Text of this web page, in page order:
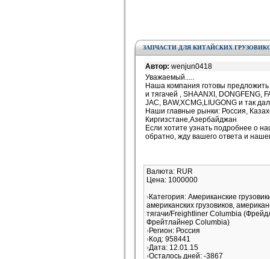
ЗАПЧАСТИ ДЛЯ КИТАЙСКИХ
Автор: wenjun0418
Уважаемый.....
Наша компания готовы предложить
и тягачей , SHAANXI, DONGFENG,
JAC, BAW,XCMG,LIUGONG и так
Наши главные рынки: Россия,
Киргизстане,Азербайджан
Если хотите узнать подробнее о
обратно, жду вашего ответа и
Валюта: RUR
Цена: 1000000
Категория: Американские
американских грузовиков,
тягачи/Freightliner Columbia
Фрейтлайнер Columbia)
Регион: Россия
Код: 958441
Дата: 12.01.15
Осталось дней: -3867